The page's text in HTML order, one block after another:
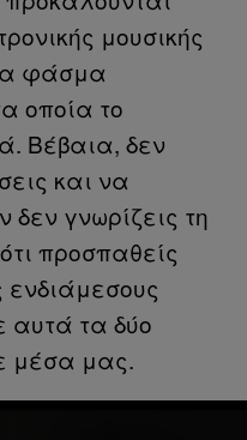
μουσικής
φάσμα
οποία το
Βέβαια, δεν
και να
δεν γνωρίζεις τη
προσπαθείς
ενδιάμεσους
τα δύο
μέσα μας.